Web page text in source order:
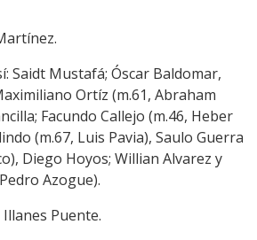
Saidt Mustafá; Óscar Baldomar,
Ortíz (m.61, Abraham
Facundo Callejo (m.46, Heber
(m.67, Luis Pavia), Saulo Guerra
Diego Hoyos; Willian Alvarez y
Azogue).
Puente.